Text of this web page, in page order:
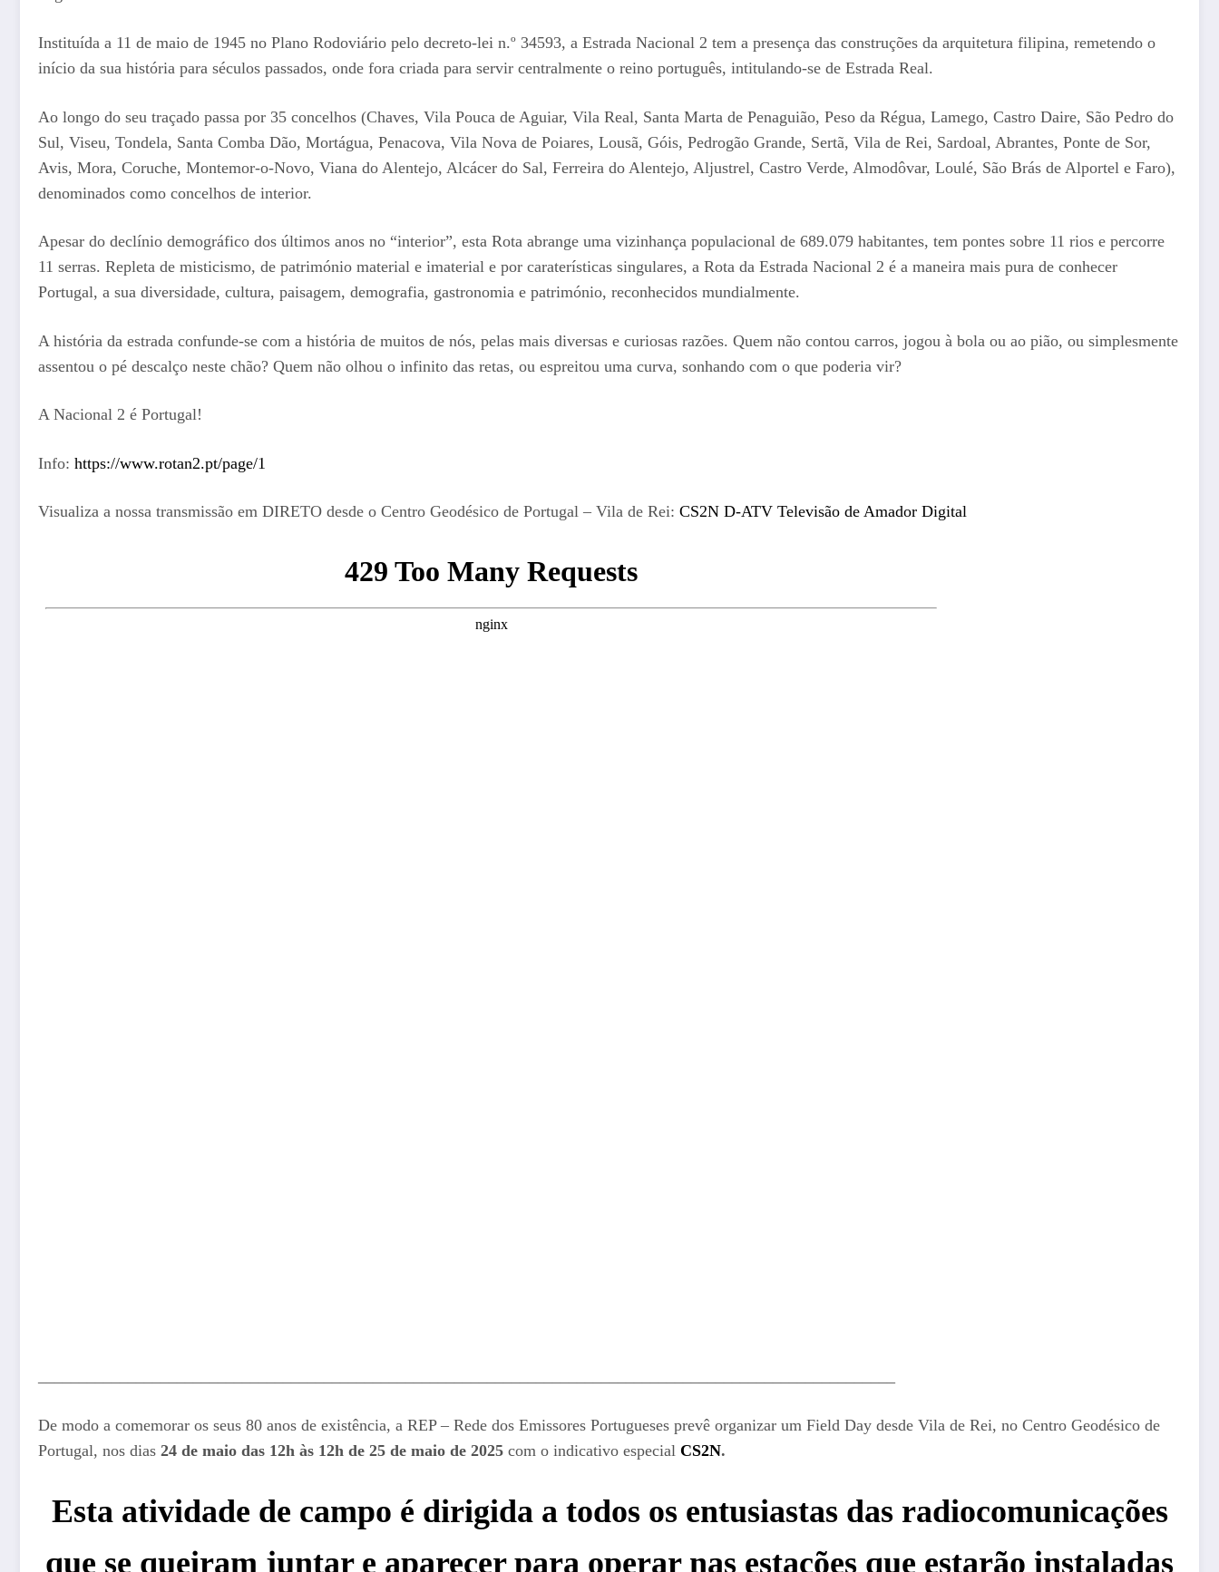
Instituída a 11 de maio de 1945 no Plano Rodoviário pelo decreto-lei n.º 34593, a Estrada Nacional 2 tem a presença das construções da arquitetura filipina, remetendo o
início da sua história para séculos passados, onde fora criada para servir centralmente o reino português, intitulando-se de Estrada Real.
Ao longo do seu traçado passa por 35 concelhos (Chaves, Vila Pouca de Aguiar, Vila Real, Santa Marta de Penaguião, Peso da Régua, Lamego, Castro Daire, São Pedro do
Sul, Viseu, Tondela, Santa Comba Dão, Mortágua, Penacova, Vila Nova de Poiares, Lousã, Góis, Pedrogão Grande, Sertã, Vila de Rei, Sardoal, Abrantes, Ponte de Sor,
Avis, Mora, Coruche, Montemor-o-Novo, Viana do Alentejo, Alcácer do Sal, Ferreira do Alentejo, Aljustrel, Castro Verde, Almodôvar, Loulé, São Brás de Alportel e Faro),
denominados como concelhos de interior.
Apesar do declínio demográfico dos últimos anos no “interior”, esta Rota abrange uma vizinhança populacional de 689.079 habitantes, tem pontes sobre 11 rios e percorre
11 serras. Repleta de misticismo, de património material e imaterial e por caraterísticas singulares, a Rota da Estrada Nacional 2 é a maneira mais pura de conhecer
Portugal, a sua diversidade, cultura, paisagem, demografia, gastronomia e património, reconhecidos mundialmente.
A história da estrada confunde-se com a história de muitos de nós, pelas mais diversas e curiosas razões. Quem não contou carros, jogou à bola ou ao pião, ou simplesmente
assentou o pé descalço neste chão? Quem não olhou o infinito das retas, ou espreitou uma curva, sonhando com o que poderia vir?
A Nacional 2 é Portugal!
Info: https://www.rotan2.pt/page/1
Visualiza a nossa transmissão em DIRETO desde o Centro Geodésico de Portugal – Vila de Rei: CS2N D-ATV Televisão de Amador Digital
De modo a comemorar os seus 80 anos de existência, a REP – Rede dos Emissores Portugueses prevê organizar um Field Day desde Vila de Rei, no Centro Geodésico de
Portugal, nos dias 24 de maio das 12h às 12h de 25 de maio de 2025 com o indicativo especial CS2N.
Esta atividade de campo é dirigida a todos os entusiastas das radiocomunicações
que se queiram juntar e aparecer para operar nas estações que estarão instaladas